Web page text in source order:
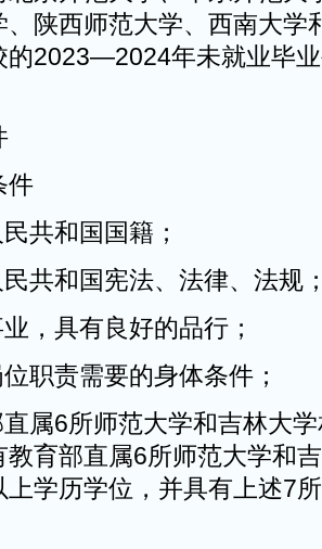
、陕西师范大学、西南大学
的2023—2024年未就业毕
件
共和国国籍；
共和国宪法、法律、法规
，具有良好的品行；
职责需要的身体条件；
属6所师范大学和吉林大
教育部直属6所师范大学和
上学历学位，并具有上述7